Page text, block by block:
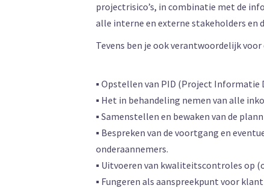
projectrisico’s, in combinatie met de
alle interne en externe stakeholders en
Tevens ben je ook verantwoordelijk
▪ Opstellen van PID (Project Informatie
▪ Het in behandeling nemen van alle
▪ Samenstellen en bewaken van de
▪ Bespreken van de voortgang en
onderaannemers.
▪ Uitvoeren van kwaliteitscontroles op
▪ Fungeren als aanspreekpunt voor